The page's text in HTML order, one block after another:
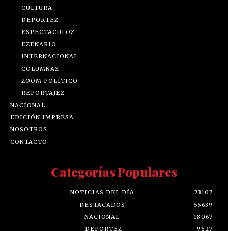
CULTURA
DEPORTEZ
ESPECTÁCULOZ
EZENARIO
INTERNACIONAL
COLUMNAZ
ZOOM POLÍTICO
REPORTAJEZ
NACIONAL
EDICIÓN IMPRESA
NOSOTROS
CONTACTO
Categorías Populares
NOTICIAS DEL DÍA
73107
DESTACADOS
55639
NACIONAL
18067
DEPORTEZ
9627